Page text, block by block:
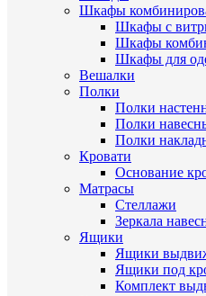
Шкафы
Шкафы с
Шкафы
Шкафы для
Вешалки
Полки
Полки
Полки
Полки
Кровати
Основание
Матрасы
Стеллажи
Зеркала
Ящики
Ящики
Ящики под
Комплект